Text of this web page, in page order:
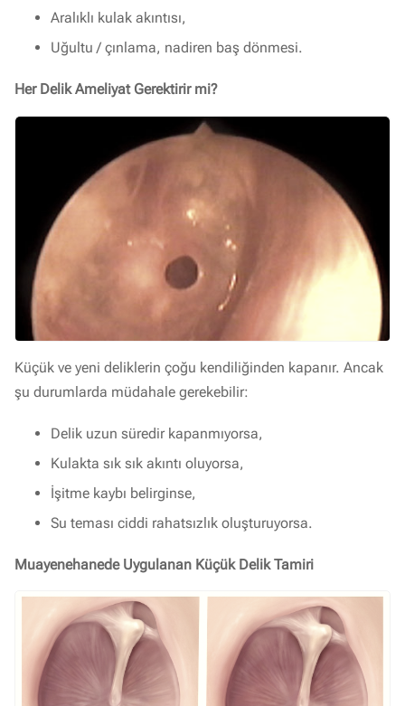
Aralıklı kulak akıntısı,
Uğultu / çınlama, nadiren baş dönmesi.
Her Delik Ameliyat Gerektirir mi?
Küçük ve yeni deliklerin çoğu kendiliğinden kapanır. Ancak
şu durumlarda müdahale gerekebilir:
Delik uzun süredir kapanmıyorsa,
Kulakta sık sık akıntı oluyorsa,
İşitme kaybı belirginse,
Su teması ciddi rahatsızlık oluşturuyorsa.
Muayenehanede Uygulanan Küçük Delik Tamiri